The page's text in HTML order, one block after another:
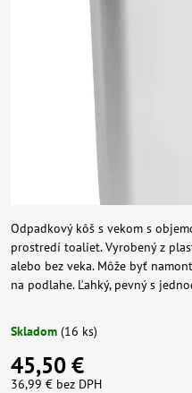
Odpadkový kôš s vekom s
prostredí toaliet. Vyrobený z
alebo bez veka. Môže byť
na podlahe. Ľahký, pevný s
Skladom (16 ks)
45,50 €
36,99 € bez DPH